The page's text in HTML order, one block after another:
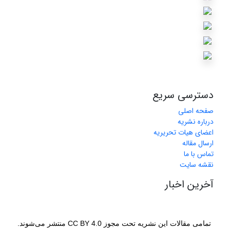
دسترسی سریع
صفحه اصلی
درباره نشریه
اعضای هیات تحریریه
ارسال مقاله
تماس با ما
نقشه سایت
آخرین اخبار
تمامی مقالات این نشریه تحت مجوز CC BY 4.0 منتشر می‌شوند.